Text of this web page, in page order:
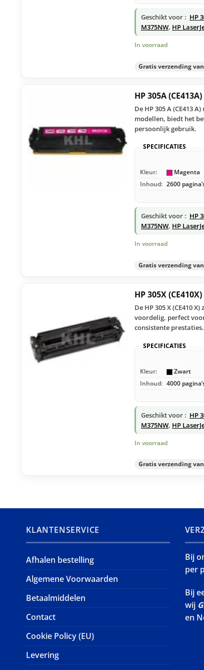
Geschikt voor : HP
M375NW, HP
In voorraad
Gratis verzending
HP 305A
De HP 305 A (CE413
modellen, biedt het
persoonlijk gebruik.
SPECIFICATIES
Kleur: Magenta
Inhoud: 2600
Geschikt voor : HP
M375NW, HP
In voorraad
Gratis verzending
HP 305X
De HP 305 X (CE410
voordelig, perfect
consistente prestaties.
SPECIFICATIES
Kleur: Zwart
Inhoud: 4000
Geschikt voor : HP
M375NW, HP
In voorraad
Gratis verzending
KLANTENSERVICE
Afhalen bestelling
Algemene Voorwaarden
Betaalmiddelen
Contact
Cookie Policy (EU)
Levering
Bij
per
Bij
wij
en